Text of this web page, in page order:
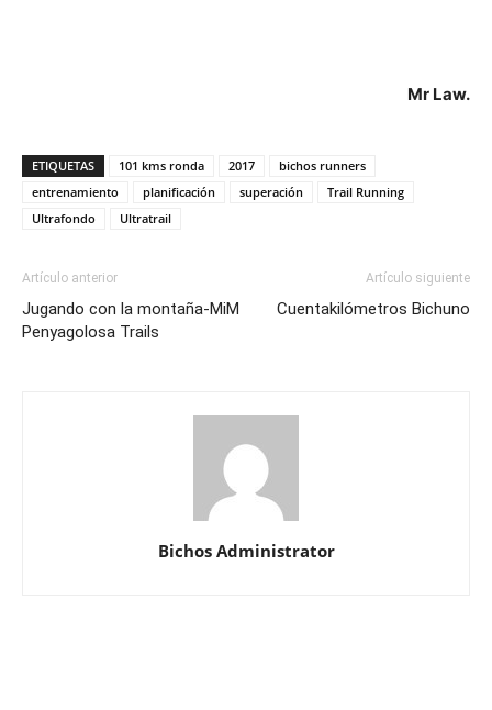
Mr Law.
ETIQUETAS 101 kms ronda 2017
bichos runners
entrenamiento
planificación superación
Trail Running
Ultrafondo
Ultratrail
Artículo anterior
Jugando con la montaña-MiM
Penyagolosa Trails
Artículo siguiente
Cuentakilómetros Bichuno
Bichos Administrator